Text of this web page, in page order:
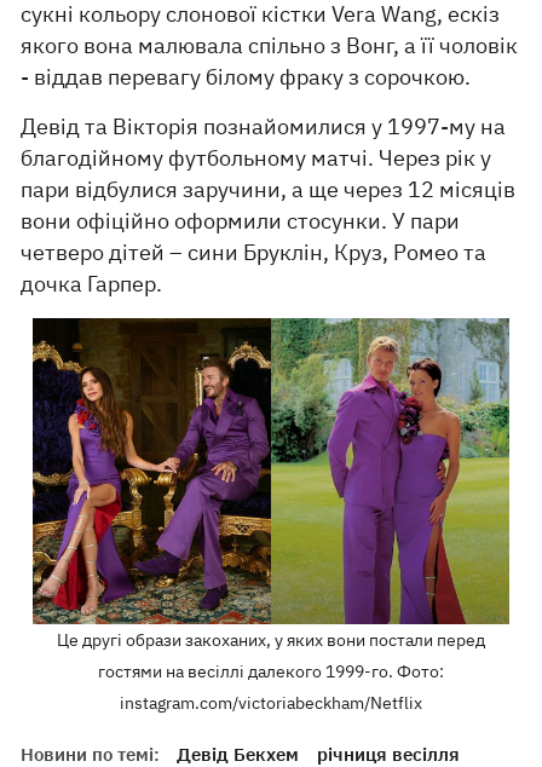
сукні кольору слонової кістки Vera Wang, ескіз
якого вона малювала спільно з Вонг, а її чоловік
- віддав перевагу білому фраку з сорочкою.
Девід та Вікторія познайомилися у 1997-му на
благодійному футбольному матчі. Через рік у
пари відбулися заручини, а ще через 12 місяців
вони офіційно оформили стосунки. У пари
четверо дітей – сини Бруклін, Круз, Ромео та
дочка Гарпер.
Це другі образи закоханих, у яких вони постали перед
гостями на весіллі далекого 1999-го. Фото:
instagram.com/victoriabeckham/Netflix
Новини по темі: Девід Бекхем
річниця весілля